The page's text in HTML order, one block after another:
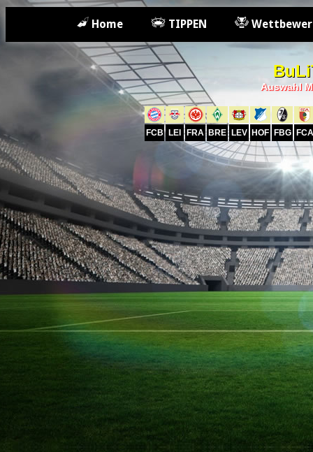
Home TIPPEN
Auswahl
FCB LEI FRA BRE LEV HOF FBG FCA